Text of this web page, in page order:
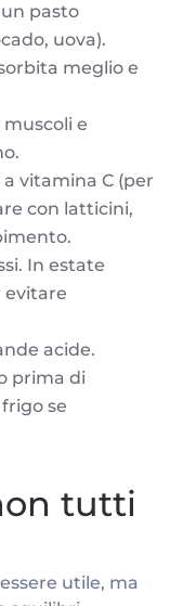
pasto
uova).
meglio e
e
vitamina C (per
con latticini,
In estate
evitare
acide.
prima di
se
tutti
utile, ma